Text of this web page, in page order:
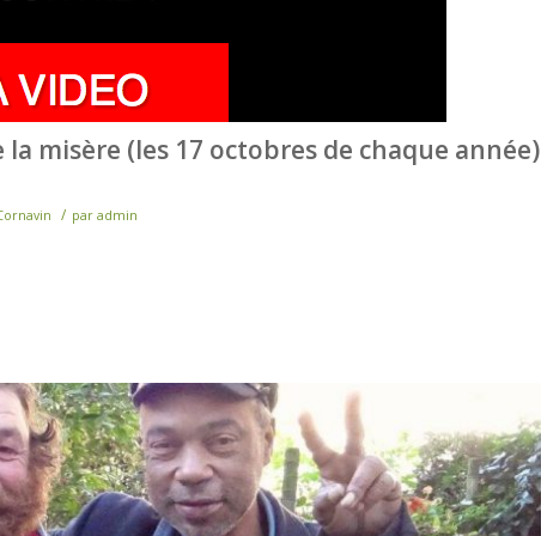
misère (les 17 octobres de chaque année)
/ par admin